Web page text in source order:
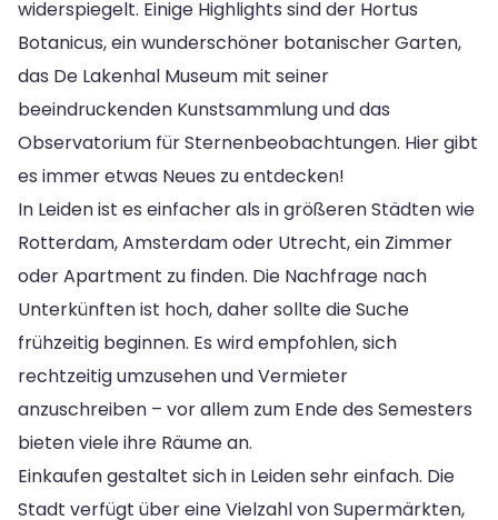
widerspiegelt. Einige Highlights sind der Hortus
Botanicus, ein wunderschöner botanischer Garten,
das De Lakenhal Museum mit seiner
beeindruckenden Kunstsammlung und das
Observatorium für Sternenbeobachtungen. Hier gibt
es immer etwas Neues zu entdecken!
In Leiden ist es einfacher als in größeren Städten wie
Rotterdam, Amsterdam oder Utrecht, ein Zimmer
oder Apartment zu finden. Die Nachfrage nach
Unterkünften ist hoch, daher sollte die Suche
frühzeitig beginnen. Es wird empfohlen, sich
rechtzeitig umzusehen und Vermieter
anzuschreiben – vor allem zum Ende des Semesters
bieten viele ihre Räume an.
Einkaufen gestaltet sich in Leiden sehr einfach. Die
Stadt verfügt über eine Vielzahl von Supermärkten,